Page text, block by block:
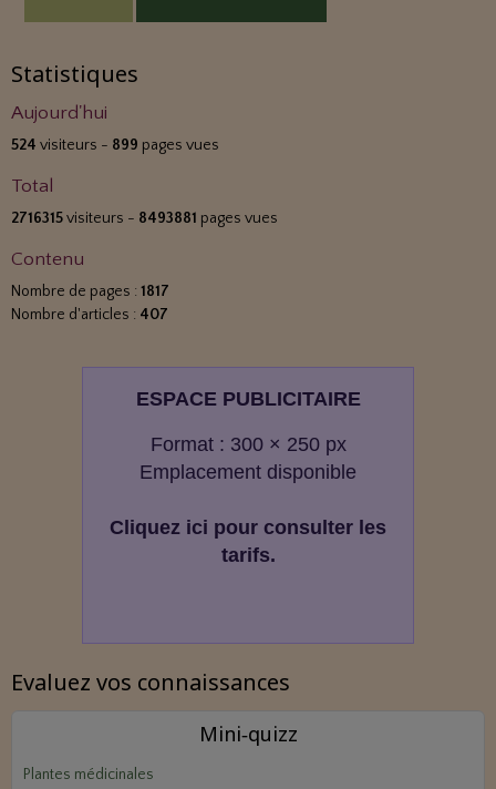
Statistiques
Aujourd'hui
524 visiteurs - 899 pages vues
Total
2716315visiteurs - 8493881 pages vues
Contenu
Nombre de pages : 1817
Nombre d'articles : 407
ESPACE PUBLICITAIRE
Format : 300 × 250 px
Emplacement disponible
Cliquez ici pour consulter les
tarifs.
Evaluez vos connaissances
Mini‑quizz
Plantes médicinales